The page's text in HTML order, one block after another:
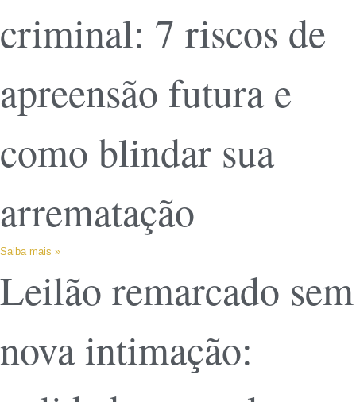
criminal: 7 riscos de
apreensão futura e
como blindar sua
arrematação
Saiba mais »
Leilão remarcado sem
nova intimação: